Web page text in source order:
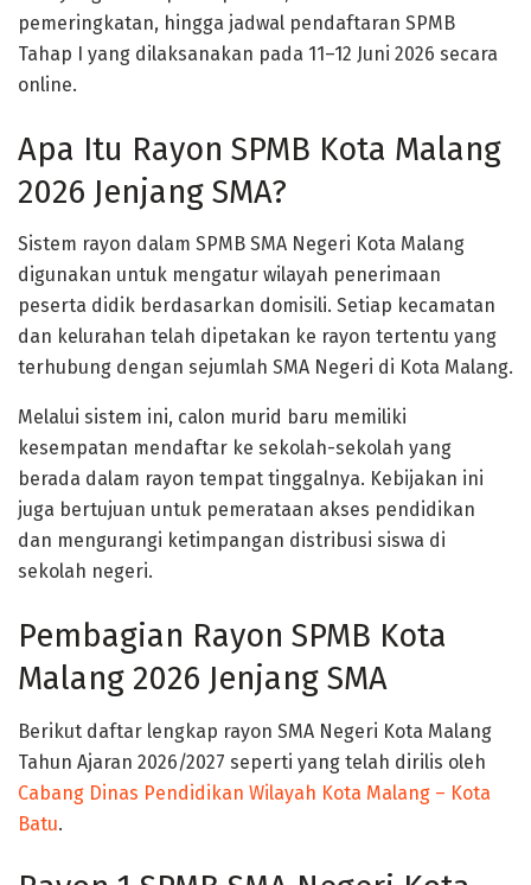
pemeringkatan, hingga jadwal pendaftaran SPMB
Tahap I yang dilaksanakan pada 11–12 Juni 2026 secara
online.
Apa Itu Rayon SPMB Kota Malang
2026 Jenjang SMA?
Sistem rayon dalam SPMB SMA Negeri Kota Malang
digunakan untuk mengatur wilayah penerimaan
peserta didik berdasarkan domisili. Setiap kecamatan
dan kelurahan telah dipetakan ke rayon tertentu yang
terhubung dengan sejumlah SMA Negeri di Kota Malang.
Melalui sistem ini, calon murid baru memiliki
kesempatan mendaftar ke sekolah-sekolah yang
berada dalam rayon tempat tinggalnya. Kebijakan ini
juga bertujuan untuk pemerataan akses pendidikan
dan mengurangi ketimpangan distribusi siswa di
sekolah negeri.
Pembagian Rayon SPMB Kota
Malang 2026 Jenjang SMA
Berikut daftar lengkap rayon SMA Negeri Kota Malang
Tahun Ajaran 2026/2027 seperti yang telah dirilis oleh
Cabang Dinas Pendidikan Wilayah Kota Malang – Kota
Batu.